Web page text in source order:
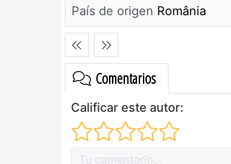
País de origen România
Comentarios
Calificar este autor: